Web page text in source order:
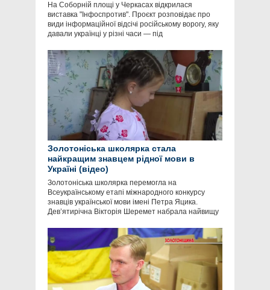
На Соборній площі у Черкасах відкрилася
виставка "Інфоспротив". Проєкт розповідає про
види інформаційної відсічі російському ворогу, яку
давали українці у різні часи — під
Золотоніська школярка стала
найкращим знавцем рідної мови в
Україні (відео)
Золотоніська школярка перемогла на
Всеукраїнському етапі міжнародного конкурсу
знавців української мови імені Петра Яцика.
Дев’ятирічна Вікторія Шеремет набрала найвищу